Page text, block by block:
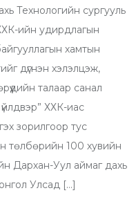
Технологийн сургууль
ийн удирдлагын
хамтын
дүгнэн хэлэлцэж,
талаар санал
ХХК-иас
зорилгоор тус
төлбөрийн 100 хувийн
Дархан-Уул аймаг дахь
Улсад […]